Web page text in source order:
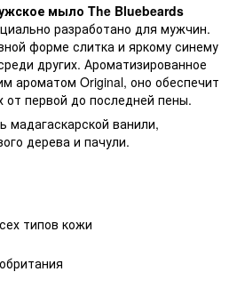
мыло The Bluebeards
разработано для мужчин.
форме слитка и яркому синему
других. Ароматизированное
ароматом Original, оно обеспечит
от первой до последней пены.
ванили,
дерева и пачули.
типов кожи